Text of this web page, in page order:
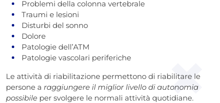
Problemi della colonna vertebrale
Traumi e lesioni
Disturbi del sonno
Dolore
Patologie dell’ATM
Patologie vascolari periferiche
Le attività di riabilitazione permettono di riabilitare le
persone a raggiungere il miglior livello di autonomia
possibile per svolgere le normali attività quotidiane.